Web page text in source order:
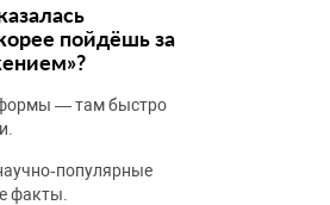
пойдёшь за
— там быстро
факты.